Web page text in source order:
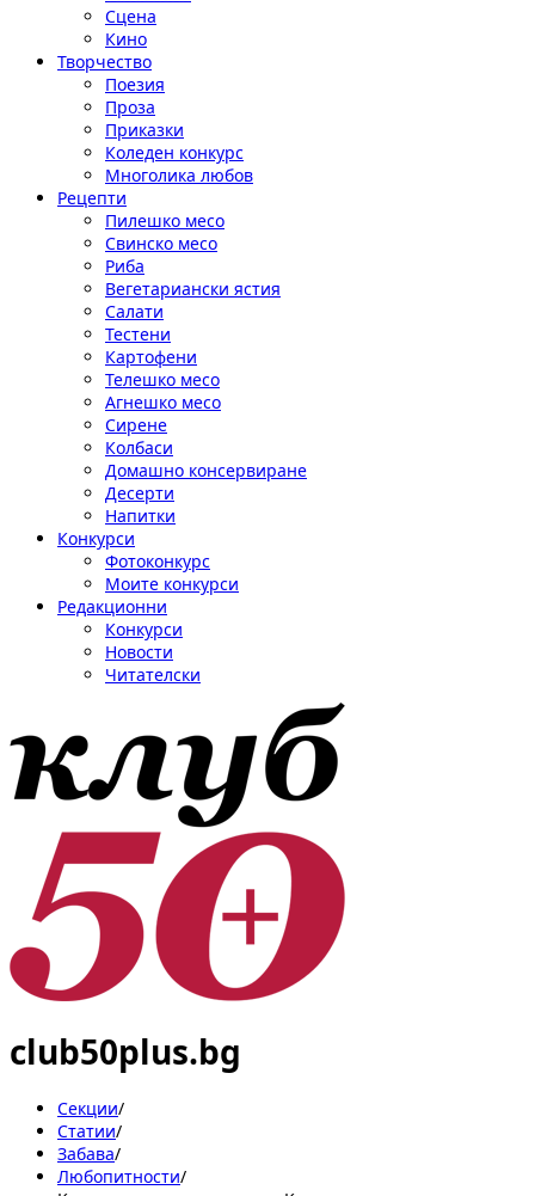
Сцена
Кино
Творчество
Поезия
Проза
Приказки
Коледен конкурс
Многолика любов
Рецепти
Пилешко месо
Свинско месо
Риба
Вегетариански ястия
Салати
Тестени
Картофени
Телешко месо
Агнешко месо
Сирене
Колбаси
Домашно консервиране
Десерти
Напитки
Конкурси
Фотоконкурс
Моите конкурси
Редакционни
Конкурси
Новости
Читателски
club50plus.bg
Секции/
Статии/
Забава/
Любопитности/